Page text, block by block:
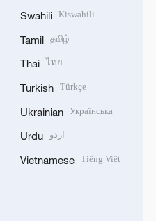
Swahili Kiswahili
Tamil தமிழ்
Thai ไทย
Turkish Türkçe
Ukrainian Українська
Urdu اردو
Vietnamese Tiếng Việt